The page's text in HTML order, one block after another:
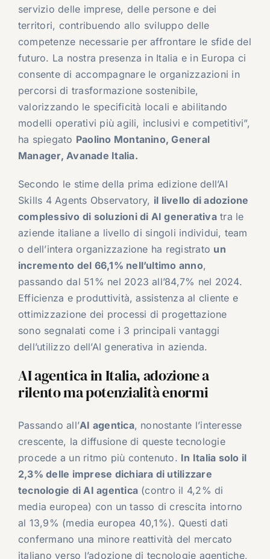
servizio delle imprese, delle persone e dei
territori, contribuendo allo sviluppo delle
competenze necessarie per affrontare le sfide del
futuro. La nostra presenza in Italia e in Europa ci
consente di accompagnare le organizzazioni in
percorsi di trasformazione sostenibile,
valorizzando le specificità locali e abilitando
modelli operativi più agili, inclusivi e competitivi”,
ha spiegato Paolino Montanino, General
Manager, Avanade Italia.
Secondo le stime della prima edizione dell’AI
Skills 4 Agents Observatory, il livello di adozione
complessivo di soluzioni di AI generativatra le
aziende italiane a livello di singoli individui, team
o dell’intera organizzazione ha registrato un
incremento del 66,1% nell’ultimo anno,
passando dal 51% nel 2023 all’84,7% nel 2024.
Efficienza e produttività, assistenza al cliente e
ottimizzazione dei processi di progettazione
sono segnalati come i 3 principali vantaggi
dell’utilizzo dell’AI generativa in azienda.
AI agentica in Italia, adozione a
rilento ma potenzialità enormi
Passando all’AI agentica, nonostante l’interesse
crescente, la diffusione di queste tecnologie
procede a un ritmo più contenuto. In Italia solo il
2,3% delle imprese dichiara di utilizzare
tecnologie di AI agentica (contro il 4,2% di
media europea) con un tasso di crescita intorno
al 13,9% (media europea 40,1%). Questi dati
confermano una minore reattività del mercato
italiano verso l’adozione di tecnologie agentiche,